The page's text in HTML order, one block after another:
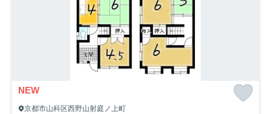
NEW
京都市山科区西野山射庭ノ上町